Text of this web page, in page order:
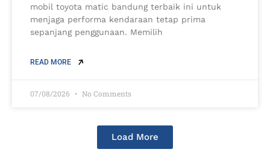
mobil toyota matic bandung terbaik ini untuk
menjaga performa kendaraan tetap prima
sepanjang penggunaan. Memilih
READ MORE
07/08/2026 No Comments
Load More